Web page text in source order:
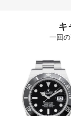
キ
一回